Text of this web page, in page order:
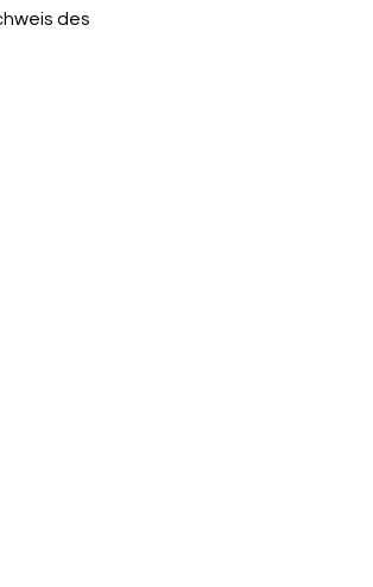
des